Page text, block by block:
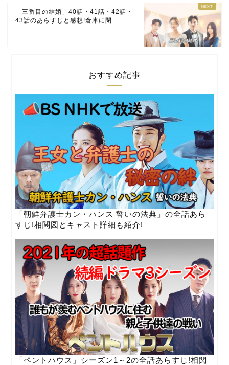
「三番目の結婚」40話・41話・42話・
43話のあらすじと感想!倉庫に閉...
おすすめ記事
「朝鮮弁護士カン・ハンス 誓いの法典」の全話あら
すじ!相関図とキャスト詳細も紹介!
「ペントハウス」シーズン1～2の全話あらすじ!相関